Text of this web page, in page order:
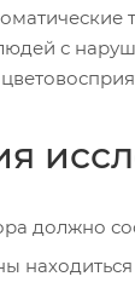
с
должно